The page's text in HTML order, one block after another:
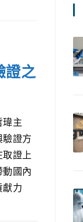
證之
瑋主
證方
證上
國內
獻力